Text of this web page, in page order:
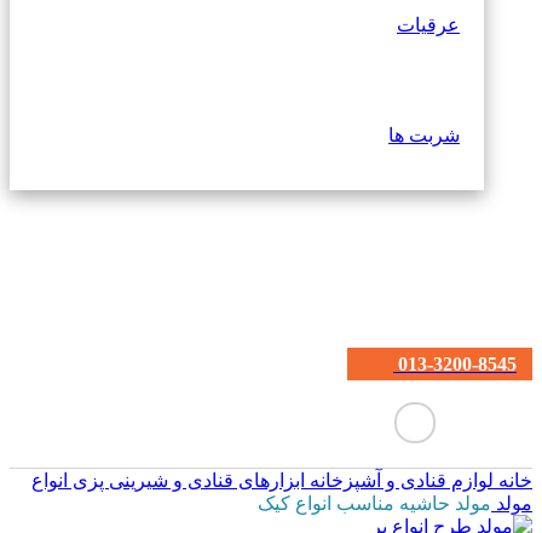
عرقیات
شربت ها
013-3200-8545
خانه لوازم قنادی و آشپزخانه ابزارهای قنادی و شیرینی پزی انواع
مولد مولد حاشیه مناسب انواع کیک